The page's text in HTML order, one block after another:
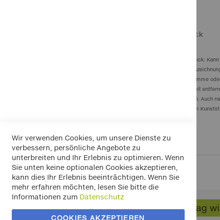
Gefahr: Extrem entzündbares Aerosol. Behälter steht unter Druck:
Wirkung. Ist ärztlicher Rat erforderlich, Verpackung oder
Oberflächen fernhalten. Nicht rauchen. Nicht gegen offene Flamme
mit Wasser spülen. Vorhandene Kontaktlinsen nach Möglichkeit
Vor Sonnenbestrahlung und Temperaturen über 50 °C schützen.
entleert dem Weißblech-Recycling, Kappe und Sprühkopf dem
Datenschutz
Vertrag
Wir verwenden Cookies, um unsere Dienste zu
verbessern, persönliche Angebote zu
unterbreiten und Ihr Erlebnis zu optimieren. Wenn
Sie unten keine optionalen Cookies akzeptieren,
kann dies Ihr Erlebnis beeinträchtigen. Wenn Sie
mehr erfahren möchten, lesen Sie bitte die
Informationen zum Datenschutz
COOKIES AKZEPTIEREN